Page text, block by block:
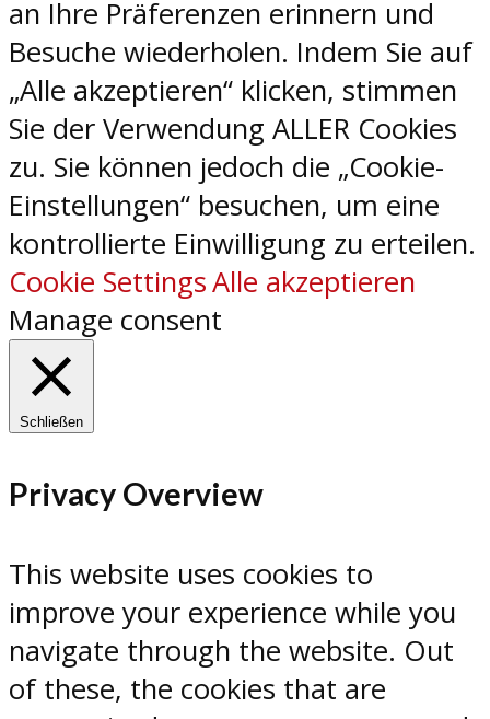
an Ihre Präferenzen erinnern und
Besuche wiederholen. Indem Sie auf
„Alle akzeptieren“ klicken, stimmen
Sie der Verwendung ALLER Cookies
zu. Sie können jedoch die „Cookie-
Einstellungen“ besuchen, um eine
kontrollierte Einwilligung zu erteilen.
Cookie SettingsAlle akzeptieren
Manage consent
Schließen
Privacy Overview
This website uses cookies to
improve your experience while you
navigate through the website. Out
of these, the cookies that are